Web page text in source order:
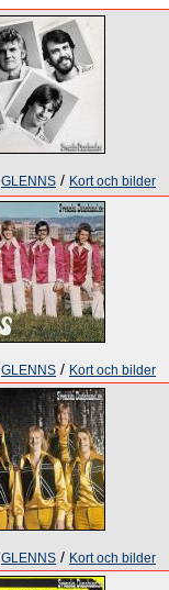
GLENNS / Kort och bilder
GLENNS / Kort och bilder
GLENNS / Kort och bilder